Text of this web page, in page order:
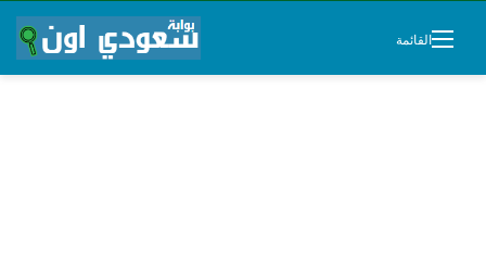
القائمة